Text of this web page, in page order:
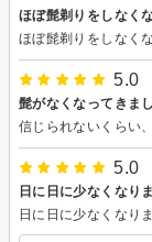
ほぼ髭剃りをしなく
ほぼ髭剃りをしなく
5.0
髭がなくなってきまし
5.0
日に日に少なくなりま
日に日に少なくなり